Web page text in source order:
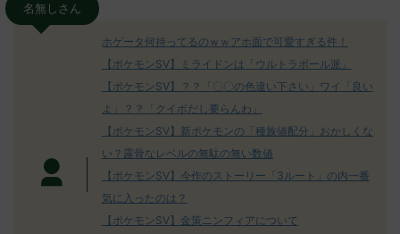
名無しさん
ホゲータ何持ってるのｗｗアホ面で可愛すぎる件！
【ポケモンSV】ミライドンは「ウルトラボール派」
【ポケモンSV】？？「〇〇の色違い下さい」ワイ「良い
よ」？？「クイボだし要らんわ」
【ポケモンSV】新ポケモンの「種族値配分」おかしくな
い？露骨なレベルの無駄の無い数値
【ポケモンSV】今作のストーリー「3ルート」の内一番
気に入ったのは？
【ポケモンSV】金策ニンフィアについて